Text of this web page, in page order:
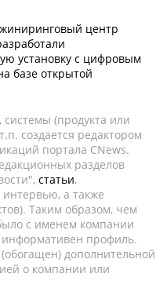
центр
установку с цифровым
базе открытой
(продукта или
создается редактором
портала CNews.
разделов
статьи,
а также
Таким образом, чем
с именем компании
информативен профиль.
дополнительной
о компании или